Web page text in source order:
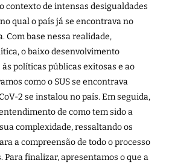
contexto de intensas desigualdades
qual o país já se encontrava no
Com base nessa realidade,
o baixo desenvolvimento
políticas públicas exitosas e ao
como o SUS se encontrava
2 se instalou no país. Em seguida,
de como tem sido a
complexidade, ressaltando os
a compreensão de todo o processo
Para finalizar, apresentamos o que a